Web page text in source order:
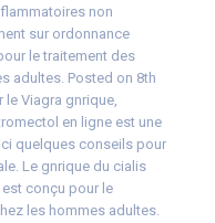
non
sur ordonnance
le traitement des
adultes. Posted on 8th
le Viagra gnrique,
en ligne est une
quelques conseils pour
Le gnrique du cialis
conçu pour le
les hommes adultes.